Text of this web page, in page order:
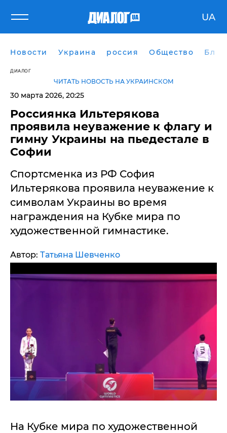
UA
Новости Украина россия Общество
ДИАЛОГ
ЧИТАТЬ НОВОСТЬ НА УКРАИНСКОМ
30 марта 2026, 20:25
Россиянка Ильтерякова
проявила неуважение к флагу и
гимну Украины на пьедестале в
Софии
​Спортсменка из РФ София
Ильтерякова проявила неуважение к
символам Украины во время
награждения на Кубке мира по
художественной гимнастике.
Автор: Татьяна Шевченко
На Кубке мира по художественной